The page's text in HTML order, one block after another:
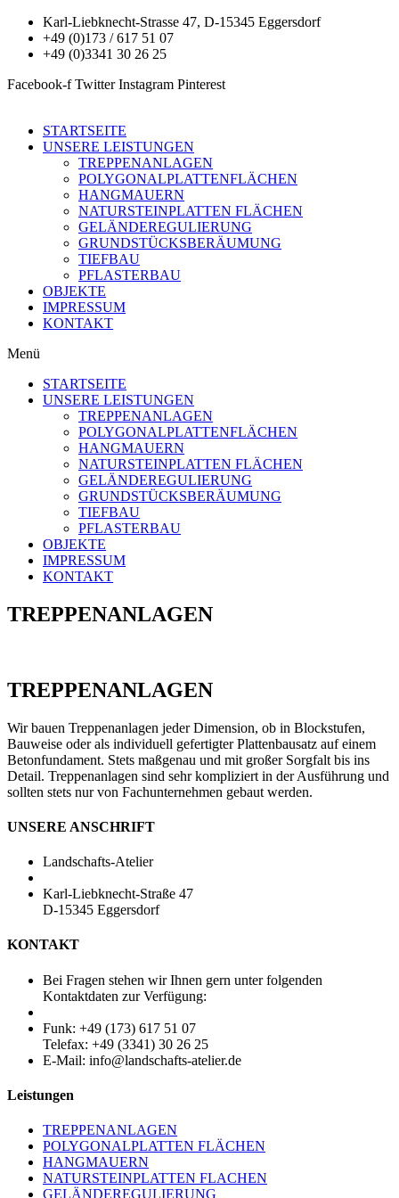
Karl-Liebknecht-Strasse 47, D-15345 Eggersdorf
+49 (0)173 / 617 51 07
+49 (0)3341 30 26 25
Facebook-f Twitter Instagram Pinterest
STARTSEITE
UNSERE LEISTUNGEN
TREPPENANLAGEN
POLYGONALPLATTENFLÄCHEN
HANGMAUERN
NATURSTEINPLATTEN FLÄCHEN
GELÄNDEREGULIERUNG
GRUNDSTÜCKSBERÄUMUNG
TIEFBAU
PFLASTERBAU
OBJEKTE
IMPRESSUM
KONTAKT
Menü
STARTSEITE
UNSERE LEISTUNGEN
TREPPENANLAGEN
POLYGONALPLATTENFLÄCHEN
HANGMAUERN
NATURSTEINPLATTEN FLÄCHEN
GELÄNDEREGULIERUNG
GRUNDSTÜCKSBERÄUMUNG
TIEFBAU
PFLASTERBAU
OBJEKTE
IMPRESSUM
KONTAKT
TREPPENANLAGEN
TREPPENANLAGEN
Wir bauen Treppenanlagen jeder Dimension, ob in Blockstufen,
Bauweise oder als individuell gefertigter Plattenbausatz auf einem
Betonfundament. Stets maßgenau und mit großer Sorgfalt bis ins
Detail. Treppenanlagen sind sehr kompliziert in der Ausführung und
sollten stets nur von Fachunternehmen gebaut werden.
UNSERE ANSCHRIFT
Landschafts-Atelier
Karl-Liebknecht-Straße 47
D-15345 Eggersdorf
KONTAKT
Bei Fragen stehen wir Ihnen gern unter folgenden
Kontaktdaten zur Verfügung:
Funk: +49 (173) 617 51 07
Telefax: +49 (3341) 30 26 25
E-Mail: info@landschafts-atelier.de
Leistungen
TREPPENANLAGEN
POLYGONALPLATTEN FLÄCHEN
HANGMAUERN
NATURSTEINPLATTEN FLACHEN
GELÄNDEREGULIERUNG